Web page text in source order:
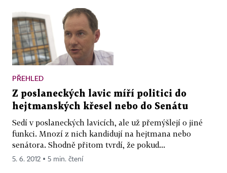
PŘEHLED
Z poslaneckých lavic míří politici do
hejtmanských křesel nebo do Senátu
Sedí v poslaneckých lavicích, ale už přemýšlejí o jiné
funkci. Mnozí z nich kandidují na hejtmana nebo
senátora. Shodně přitom tvrdí, že pokud...
5. 6. 2012 ▪ 5 min. čtení